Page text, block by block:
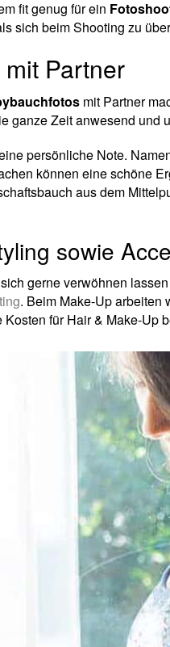
fit genug für ein
sich beim Shooting zu
Partner
mit Partner
ganze Zeit anwesend
persönliche Note.
können eine schöne
aus dem
sowie
gerne verwöhnen
. Beim Make-Up arbeiten
für Hair & Make-Up